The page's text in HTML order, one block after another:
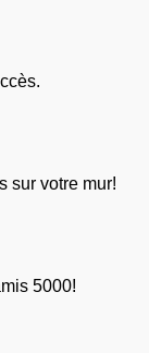
sur votre mur!
5000!